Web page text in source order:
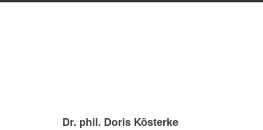
Dr. phil. Doris Kösterke